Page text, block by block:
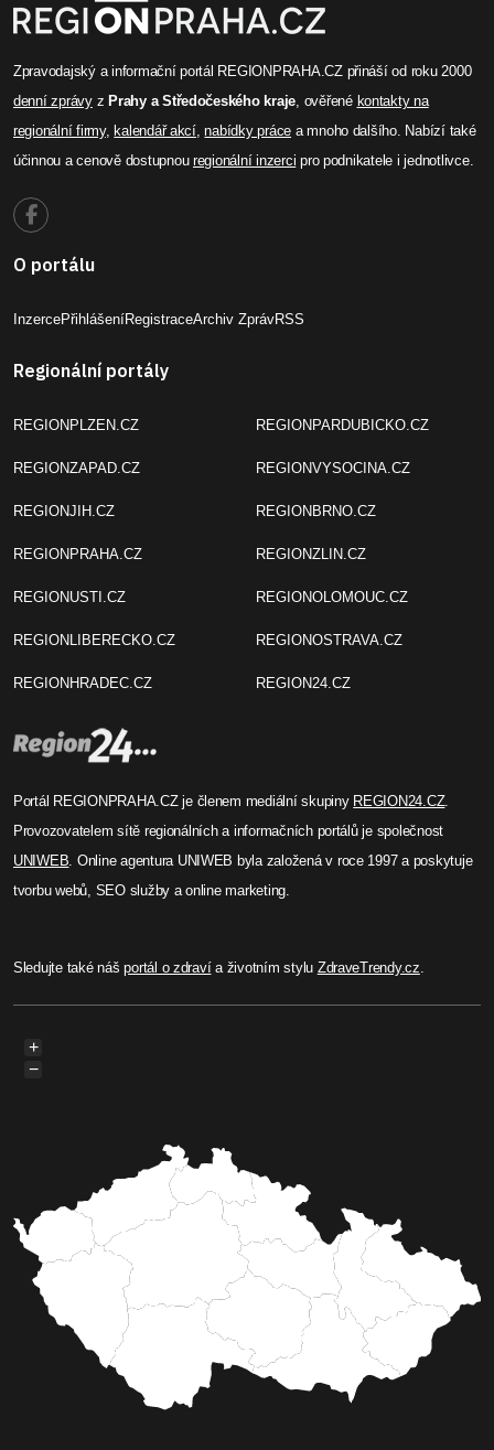
Zpravodajský a informační portál REGIONPRAHA.CZ přináší od roku 2000
denní zprávyz Prahy a Středočeského kraje, ověřené kontakty na
regionální firmy, kalendář akcí,nabídky práce a mnoho dalšího. Nabízí také
účinnou a cenově dostupnou regionální inzerci pro podnikatele i jednotlivce.
O portálu
InzercePřihlášeníRegistraceArchiv ZprávRSS
Regionální portály
REGIONPLZEN.CZ
REGIONZAPAD.CZ
REGIONJIH.CZ
REGIONPRAHA.CZ
REGIONUSTI.CZ
REGIONLIBERECKO.CZ
REGIONHRADEC.CZ
REGIONPARDUBICKO.CZ
REGIONVYSOCINA.CZ
REGIONBRNO.CZ
REGIONZLIN.CZ
REGIONOLOMOUC.CZ
REGIONOSTRAVA.CZ
REGION24.CZ
Portál REGIONPRAHA.CZ je členem mediální skupiny REGION24.CZ.
Provozovatelem sítě regionálních a informačních portálů je společnost
UNIWEB. Online agentura UNIWEB byla založená v roce 1997 a poskytuje
tvorbu webů, SEO služby a online marketing.
Sledujte také nášportál o zdravía životním stylu ZdraveTrendy.cz.
+
−